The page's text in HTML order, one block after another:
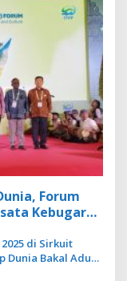
Forum
Kebugaran
di Sirkuit
Dunia Bakal Adu